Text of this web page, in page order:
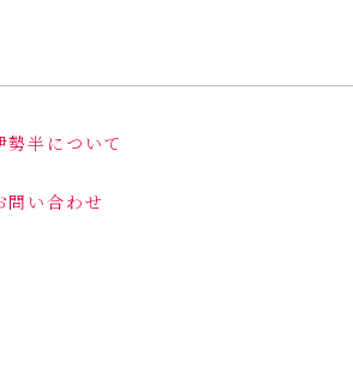
勢半について
問い合わせ